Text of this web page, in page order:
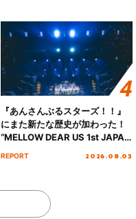
『あんさんぶるスターズ！！』
にまた新たな歴史が加わった！
“MELLOW DEAR US 1st JAPAN
Tour Final「NICE to meet YOU
REPORT 2026.08.03